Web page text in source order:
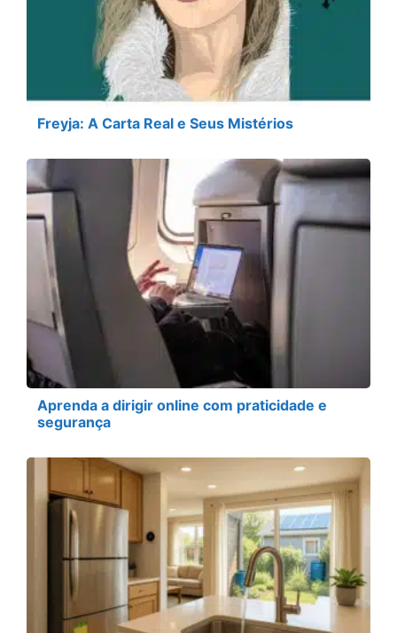
Freyja: A Carta Real e Seus Mistérios
Aprenda a dirigir online com praticidade e
segurança